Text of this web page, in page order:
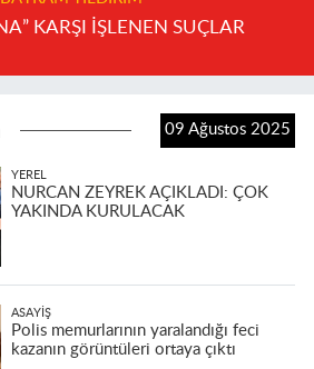
KARŞI İŞLENEN SUÇLAR
09 Ağustos 2025
YEREL
NURCAN ZEYREK AÇIKLADI: ÇOK
YAKINDA KURULACAK
ASAYIŞ
Polis memurlarının yaralandığı feci
kazanın görüntüleri ortaya çıktı